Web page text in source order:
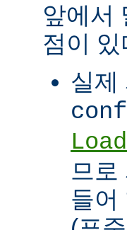
앞에서
점이 있
실제
므로
들어